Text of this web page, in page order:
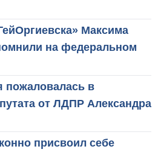
Максима
на федеральном
пожаловалась в
от ЛДПР Александра
присвоил себе